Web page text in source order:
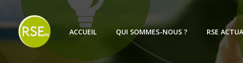
contenu
ACCUEIL QUI SOMMES-NOUS ? RSE